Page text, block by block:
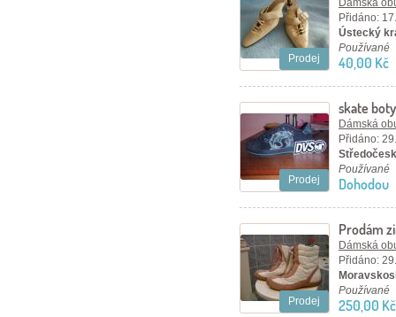
Prodej
Dámská
Přidáno:
Ústecký
Používané
40,00 Kč
Prodej
skate
Dámská
Přidáno:
Používané
Dohodou
Prodej
Prodám
Dámská
Přidáno:
Používané
250,00 Kč